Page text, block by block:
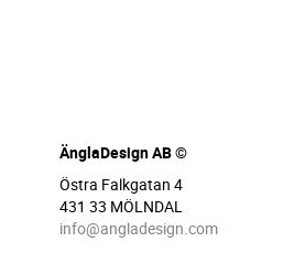
ÄnglaDesign AB ©
Östra Falkgatan 4
431 33 MÖLNDAL
info@angladesign.com